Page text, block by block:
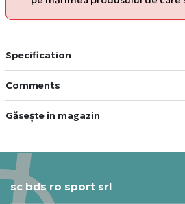
Specification
Comments
Găsește în magazin
sc bds ro sport srl